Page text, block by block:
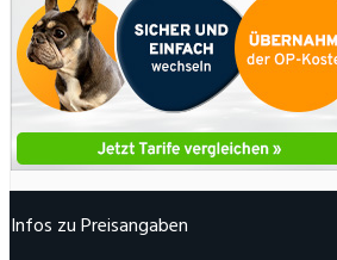
Infos zu Preisangaben